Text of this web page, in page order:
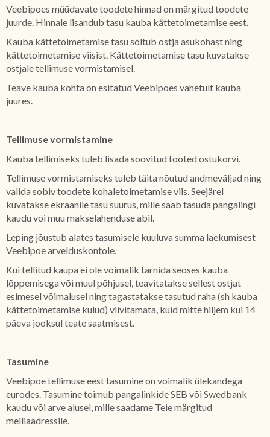
Veebipoes müüdavate toodete hinnad on märgitud toodete
juurde. Hinnale lisandub tasu kauba kättetoimetamise eest.
Kauba kättetoimetamise tasu sõltub ostja asukohast ning
kättetoimetamise viisist. Kättetoimetamise tasu kuvatakse
ostjale tellimuse vormistamisel.
Teave kauba kohta on esitatud Veebipoes vahetult kauba
juures.
Tellimuse vormistamine
Kauba tellimiseks tuleb lisada soovitud tooted ostukorvi.
Tellimuse vormistamiseks tuleb täita nõutud andmeväljad ning
valida sobiv toodete kohaletoimetamise viis. Seejärel
kuvatakse ekraanile tasu suurus, mille saab tasuda pangalingi
kaudu või muu makselahenduse abil.
Leping jõustub alates tasumisele kuuluva summa laekumisest
Veebipoe arvelduskontole.
Kui tellitud kaupa ei ole võimalik tarnida seoses kauba
lõppemisega või muul põhjusel, teavitatakse sellest ostjat
esimesel võimalusel ning tagastatakse tasutud raha (sh kauba
kättetoimetamise kulud) viivitamata, kuid mitte hiljem kui 14
päeva jooksul teate saatmisest.
Tasumine
Veebipoe tellimuse eest tasumine on võimalik ülekandega
eurodes. Tasumine toimub pangalinkide SEB või Swedbank
kaudu või arve alusel, mille saadame Teie märgitud
meiliaadressile.